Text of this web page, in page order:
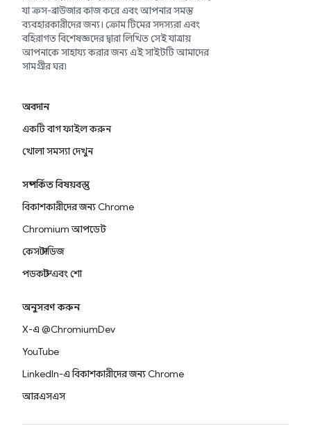
যা ক্রস-ব্রাউজার কাজ করে এবং আপনার সমস্ত
ব্যবহারকারীদের জন্য। ক্রোম টিমের সদস্যরা এবং
বহিরাগত বিশেষজ্ঞদের দ্বারা লিখিত সেই যাত্রায়
আপনাকে সাহায্য করার জন্য এই সাইটটি আমাদের
সামগ্রীর ঘর৷
অবদান
একটি বাগ ফাইল করুন
খোলা সমস্যা দেখুন
সম্পর্কিত বিষয়বস্তু
বিকাশকারীদের জন্য Chrome
Chromium আপডেট
কেস স্টাডিজ
পডকাস্ট এবং শো
অনুসরণ করুন
X-এ @ChromiumDev
YouTube
LinkedIn-এ বিকাশকারীদের জন্য Chrome
আরএসএস